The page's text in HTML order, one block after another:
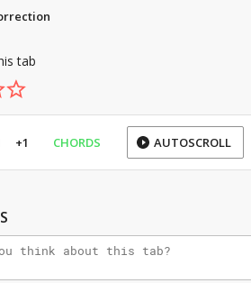
tab
+1 CHORDS AUTOSCROLL